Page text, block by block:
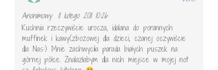
Anonimowy
11 lutego 2011 10:26
Kuchnia rzeczywiście urocza, idalana do porannych
muffinek i kawy(zbożowej dla dzieci, czanej oczywiście
dla Nas:) Mnie zachwyciła parada białych puszek na
górnej półce. Znalazłabym dla nich miejsce w mojej not